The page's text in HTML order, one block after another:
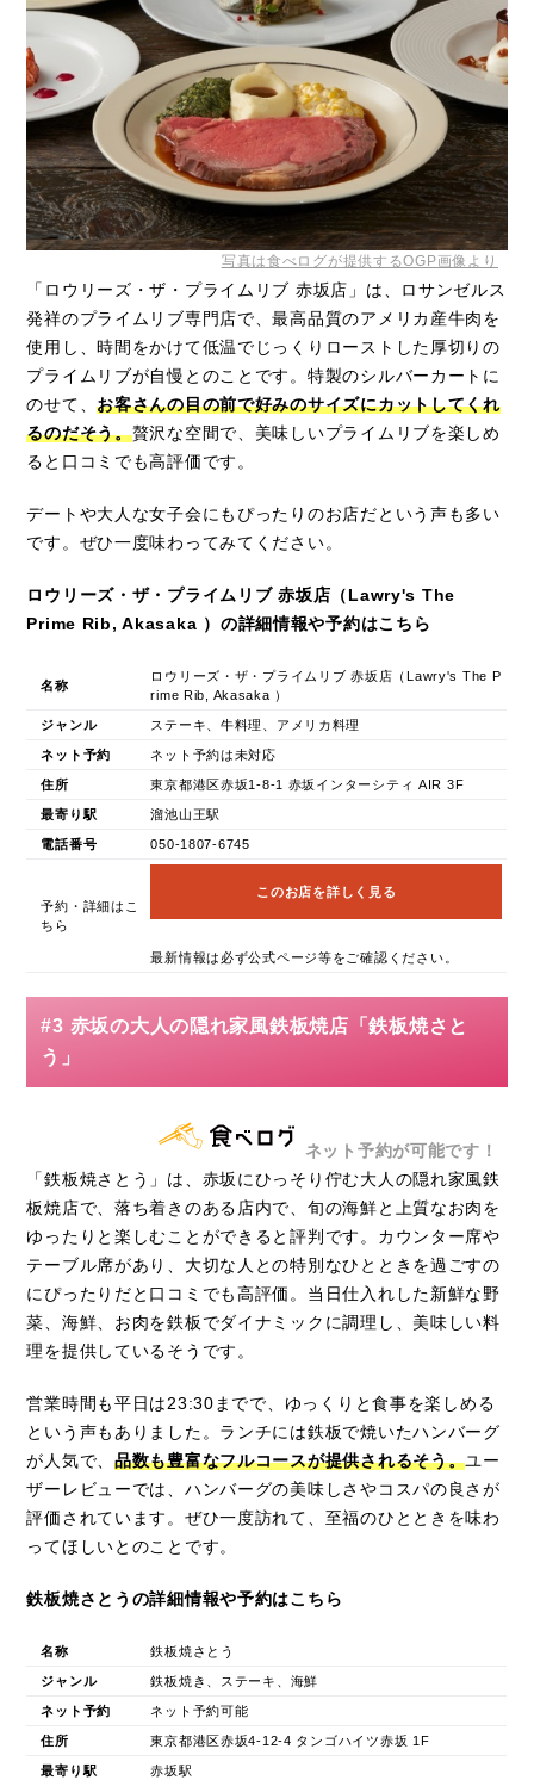
写真は食べログが提供するOGP画像より
「ロウリーズ・ザ・プライムリブ 赤坂店」は、ロサンゼルス
発祥のプライムリブ専門店で、最高品質のアメリカ産牛肉を
使用し、時間をかけて低温でじっくりローストした厚切りの
プライムリブが自慢とのことです。特製のシルバーカートに
のせて、お客さんの目の前で好みのサイズにカットしてくれ
るのだそう。贅沢な空間で、美味しいプライムリブを楽しめ
ると口コミでも高評価です。
デートや大人な女子会にもぴったりのお店だという声も多い
です。ぜひ一度味わってみてください。
ロウリーズ・ザ・プライムリブ 赤坂店（Lawry's The
Prime Rib, Akasaka ）の詳細情報や予約はこちら
名称
ロウリーズ・ザ・プライムリブ 赤坂店（Lawry's The P
rime Rib, Akasaka ）
ジャンル ステーキ、牛料理、アメリカ料理
ネット予約 ネット予約は未対応
住所 東京都港区赤坂1-8-1 赤坂インターシティ AIR 3F
最寄り駅 溜池山王駅
電話番号 050-1807-6745
予約・詳細はこ
ちら
このお店を詳しく見る
最新情報は必ず公式ページ等をご確認ください。
#3 赤坂の大人の隠れ家風鉄板焼店「鉄板焼さと
う」
ネット予約が可能です！
「鉄板焼さとう」は、赤坂にひっそり佇む大人の隠れ家風鉄
板焼店で、落ち着きのある店内で、旬の海鮮と上質なお肉を
ゆったりと楽しむことができると評判です。カウンター席や
テーブル席があり、大切な人との特別なひとときを過ごすの
にぴったりだと口コミでも高評価。当日仕入れした新鮮な野
菜、海鮮、お肉を鉄板でダイナミックに調理し、美味しい料
理を提供しているそうです。
営業時間も平日は23:30までで、ゆっくりと食事を楽しめる
という声もありました。ランチには鉄板で焼いたハンバーグ
が人気で、 品数も豊富なフルコースが提供されるそう。ユー
ザーレビューでは、ハンバーグの美味しさやコスパの良さが
評価されています。ぜひ一度訪れて、至福のひとときを味わ
ってほしいとのことです。
鉄板焼さとうの詳細情報や予約はこちら
名称 鉄板焼さとう
ジャンル 鉄板焼き、ステーキ、海鮮
ネット予約 ネット予約可能
住所 東京都港区赤坂4-12-4 タンゴハイツ赤坂 1F
最寄り駅 赤坂駅